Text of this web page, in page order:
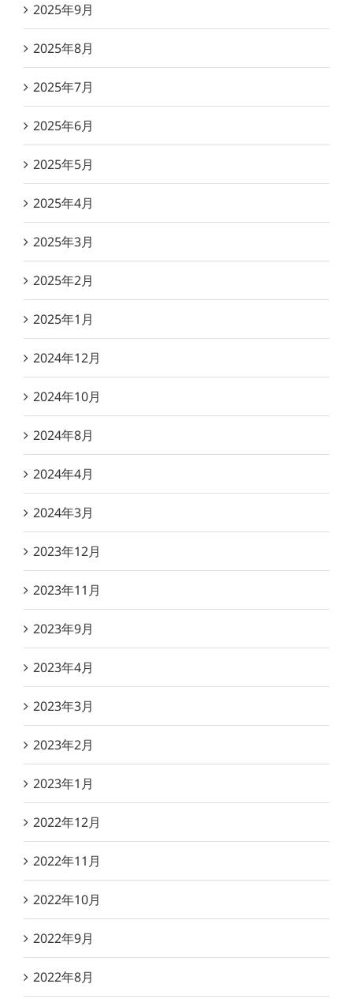
2025年9月
2025年8月
2025年7月
2025年6月
2025年5月
2025年4月
2025年3月
2025年2月
2025年1月
2024年12月
2024年10月
2024年8月
2024年4月
2024年3月
2023年12月
2023年11月
2023年9月
2023年4月
2023年3月
2023年2月
2023年1月
2022年12月
2022年11月
2022年10月
2022年9月
2022年8月